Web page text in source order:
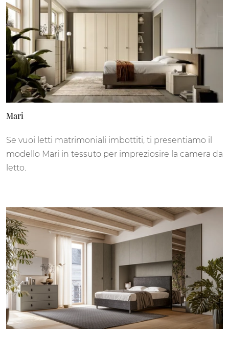
Mari
Se vuoi letti matrimoniali imbottiti, ti presentiamo il
modello Mari in tessuto per impreziosire la camera da
letto.